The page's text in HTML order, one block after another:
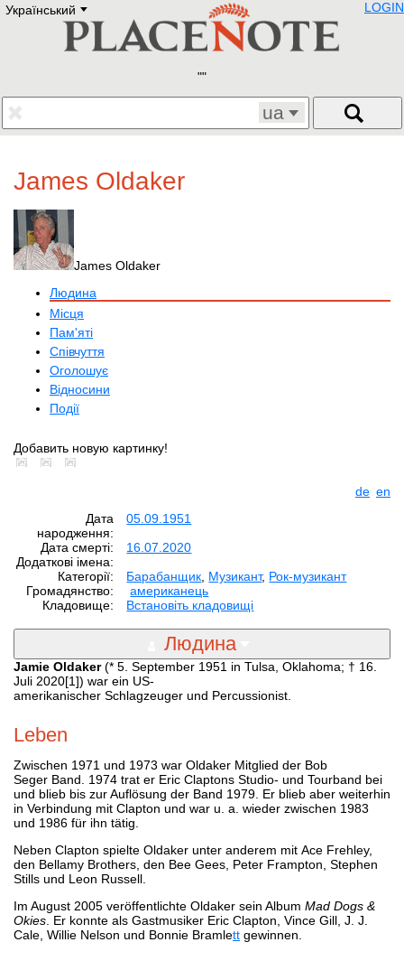
Український E
Deutsch
Francais
Polski
Eestikeelne
LOGIN
ua
James Oldaker
James Oldaker
Людина
Місця
Пам'яті
Співчуття
Оголошує
Відносини
Події
Добавить новую картинку!
de en
Дата
народження:
05.09.1951
Дата смерті:
16.07.2020
Додаткові імена:
Категорії:
Барабанщик Музикант, Рок-музикант
Громадянство:
американець
Кладовище:
Встановіть кладовищі
Людина
Jamie Oldaker(* 5. September 1951 in Tulsa, Oklahoma; † 16.
Juli 2020[1]) war ein US-
amerikanischer Schlagzeuger und Percussionist.
Leben
Zwischen 1971 und 1973 war Oldaker Mitglied der Bob
Seger Band. 1974 trat er Eric Claptons Studio- und Tourband bei
und blieb bis zur Auflösung der Band 1979. Er blieb aber weiterhin
in Verbindung mit Clapton und war u. a. wieder zwischen 1983
und 1986 für ihn tätig.
Neben Clapton spielte Oldaker unter anderem mit Ace Frehley,
den Bellamy Brothers, den Bee Gees, Peter Frampton, Stephen
Stills und Leon Russell.
Im August 2005 veröffentlichte Oldaker sein Album Mad Dogs &
Okies . Er konnte als Gastmusiker Eric Clapton, Vince Gill, J. J.
Cale, Willie Nelson und Bonnie Bramlett gewinnen.